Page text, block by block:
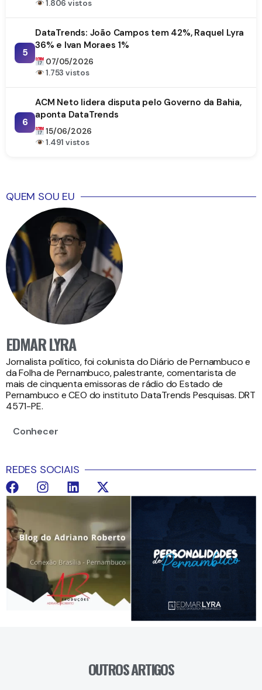
1.806 vistos
5
DataTrends: João Campos tem 42%, Raquel Lyra
36% e Ivan Moraes 1%
07/05/2026
1.753 vistos
6
ACM Neto lidera disputa pelo Governo da Bahia,
aponta DataTrends
15/06/2026
1.491 vistos
QUEM SOU EU
EDMAR LYRA
Jornalista político, foi colunista do Diário de Pernambuco e
da Folha de Pernambuco, palestrante, comentarista de
mais de cinquenta emissoras de rádio do Estado de
Pernambuco e CEO do instituto DataTrends Pesquisas. DRT
4571-PE.
Conhecer
REDES SOCIAIS
OUTROS ARTIGOS